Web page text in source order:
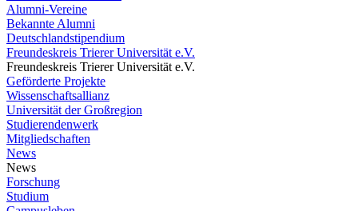
Alumni-Vereine
Bekannte Alumni
Deutschlandstipendium
Freundeskreis Trierer Universität e.V.
Freundeskreis Trierer Universität e.V.
Geförderte Projekte
Wissenschaftsallianz
Universität der Großregion
Studierendenwerk
Mitgliedschaften
News
News
Forschung
Studium